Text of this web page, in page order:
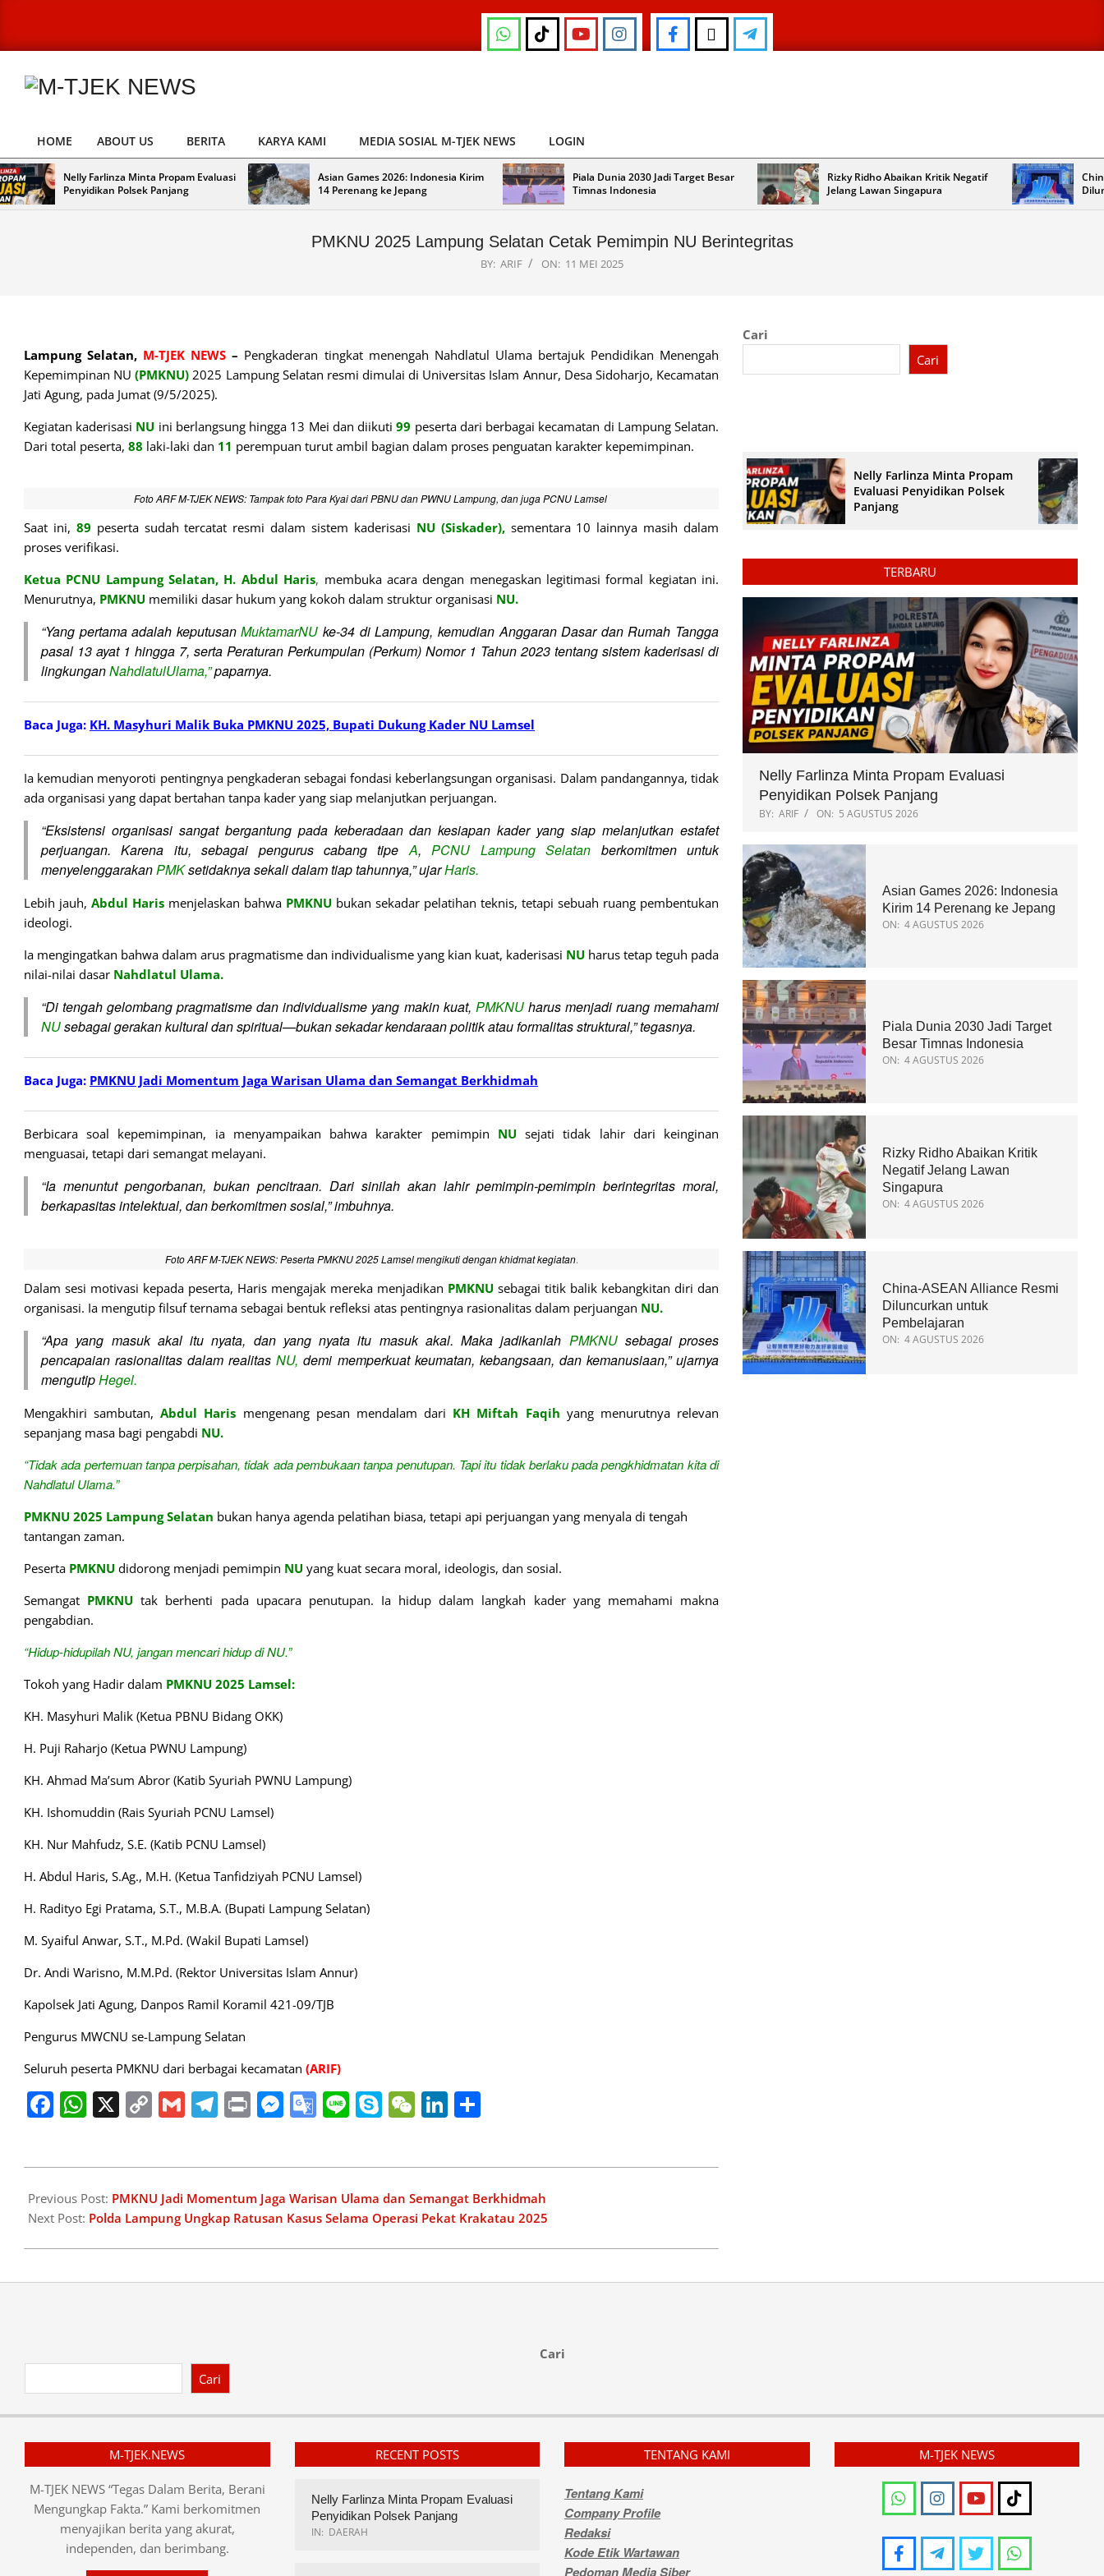
content
TJEK
NEWS
Primary
Navigation
Menu
HOME ABOUT US BERITA KARYA KAMI MEDIA SOSIAL M-TJEK NEWS LOGIN
Nelly Farlinza Minta Propam Evaluasi
Penyidikan Polsek Panjang
Asian Games 2026: Indonesia Kirim
14 Perenang ke Jepang
Piala Dunia 2030 Jadi Target Besar
Timnas Indonesia
Rizky Ridho Abaikan Kritik Negatif
Jelang Lawan Singapura
PMKNU 2025 Lampung Selatan Cetak Pemimpin NU Berintegritas
BY: ARIF ON: 11 MEI 2025
Lampung Selatan, M-TJEK NEWS – Pengkaderan tingkat menengah Nahdlatul Ulama bertajuk Pendidikan Menengah
Kepemimpinan NU(PMKNU) 2025 Lampung Selatan resmi dimulai di Universitas Islam Annur, Desa Sidoharjo, Kecamatan
Jati Agung, pada Jumat (9/5/2025).
Kegiatan kaderisasi NU ini berlangsung hingga 13 Mei dan diikuti99 peserta dari berbagai kecamatan di Lampung Selatan.
Dari total peserta, 88 laki-laki dan 11 perempuan turut ambil bagian dalam proses penguatan karakter kepemimpinan.
Foto ARF M-TJEK NEWS: Tampak foto Para Kyai dari PBNU dan PWNU Lampung, dan juga PCNU Lamsel
Saat ini, 89 peserta sudah tercatat resmi dalam sistem kaderisasi NU (Siskader),sementara 10 lainnya masih dalam
proses verifikasi.
Ketua PCNU Lampung Selatan, H. Abdul Haris, membuka acara dengan menegaskan legitimasi formal kegiatan ini.
Menurutnya, PMKNU memiliki dasar hukum yang kokoh dalam struktur organisasi NU.
“Yang pertama adalah keputusanMuktamarNU ke-34 di Lampung, kemudian Anggaran Dasar dan Rumah Tangga
pasal 13 ayat 1 hingga 7, serta Peraturan Perkumpulan (Perkum) Nomor 1 Tahun 2023 tentang sistem kaderisasi di
lingkunganNahdlatulUlama,”paparnya.
Baca Juga: KH. Masyhuri Malik Buka PMKNU 2025, Bupati Dukung Kader NU Lamsel
Ia kemudian menyoroti pentingnya pengkaderan sebagai fondasi keberlangsungan organisasi. Dalam pandangannya, tidak
ada organisasi yang dapat bertahan tanpa kader yang siap melanjutkan perjuangan.
“Eksistensi organisasi sangat bergantung pada keberadaan dan kesiapan kader yang siap melanjutkan estafet
perjuangan. Karena itu, sebagai pengurus cabang tipeA,PCNU Lampung Selatan berkomitmen untuk
menyelenggarakanPMKsetidaknya sekali dalam tiap tahunnya,” ujarHaris.
Lebih jauh, Abdul Haris menjelaskan bahwa PMKNU bukan sekadar pelatihan teknis, tetapi sebuah ruang pembentukan
ideologi.
Ia mengingatkan bahwa dalam arus pragmatisme dan individualisme yang kian kuat, kaderisasi NU harus tetap teguh pada
nilai-nilai dasar Nahdlatul Ulama.
“Di tengah gelombang pragmatisme dan individualisme yang makin kuat, PMKNUharus menjadi ruang memahami
NUsebagai gerakan kultural dan spiritual—bukan sekadar kendaraan politik atau formalitas struktural,” tegasnya.
Baca Juga: PMKNU Jadi Momentum Jaga Warisan Ulama dan Semangat Berkhidmah
Berbicara soal kepemimpinan, ia menyampaikan bahwa karakter pemimpin NU sejati tidak lahir dari keinginan
menguasai, tetapi dari semangat melayani.
“Ia menuntut pengorbanan, bukan pencitraan. Dari sinilah akan lahir pemimpin-pemimpin berintegritas moral,
berkapasitas intelektual, dan berkomitmen sosial,” imbuhnya.
Foto ARF M-TJEK NEWS: Peserta PMKNU 2025 Lamsel mengikuti dengan khidmat kegiatan.
Dalam sesi motivasi kepada peserta, Haris mengajak mereka menjadikan PMKNU sebagai titik balik kebangkitan diri dan
organisasi. Ia mengutip filsuf ternama sebagai bentuk refleksi atas pentingnya rasionalitas dalam perjuangan NU.
“Apa yang masuk akal itu nyata, dan yang nyata itu masuk akal. Maka jadikanlah PMKNUsebagai proses
pencapaian rasionalitas dalam realitasNU, demi memperkuat keumatan, kebangsaan, dan kemanusiaan,” ujarnya
mengutipHegel.
Mengakhiri sambutan,Abdul Haris mengenang pesan mendalam dari KH Miftah Faqih yang menurutnya relevan
sepanjang masa bagi pengabdi NU.
“Tidak ada pertemuan tanpa perpisahan, tidak ada pembukaan tanpa penutupan. Tapi itu tidak berlaku pada pengkhidmatan kita di
Nahdlatul Ulama.”
PMKNU 2025 Lampung Selatan bukan hanya agenda pelatihan biasa, tetapi api perjuangan yang menyala di tengah
tantangan zaman.
Peserta PMKNU didorong menjadi pemimpin NU yang kuat secara moral, ideologis, dan sosial.
Semangat PMKNU tak berhenti pada upacara penutupan. Ia hidup dalam langkah kader yang memahami makna
pengabdian.
“Hidup-hidupilah NU, jangan mencari hidup di NU.”
Tokoh yang Hadir dalam PMKNU 2025 Lamsel:
KH. Masyhuri Malik (Ketua PBNU Bidang OKK)
H. Puji Raharjo (Ketua PWNU Lampung)
KH. Ahmad Ma’sum Abror (Katib Syuriah PWNU Lampung)
KH. Ishomuddin (Rais Syuriah PCNU Lamsel)
KH. Nur Mahfudz, S.E. (Katib PCNU Lamsel)
H. Abdul Haris, S.Ag., M.H. (Ketua Tanfidziyah PCNU Lamsel)
H. Radityo Egi Pratama, S.T., M.B.A. (Bupati Lampung Selatan)
M. Syaiful Anwar, S.T., M.Pd. (Wakil Bupati Lamsel)
Dr. Andi Warisno, M.M.Pd. (Rektor Universitas Islam Annur)
Kapolsek Jati Agung, Danpos Ramil Koramil 421-09/TJB
Pengurus MWCNU se-Lampung Selatan
Seluruh peserta PMKNU dari berbagai kecamatan (ARIF)
Facebook
WhatsApp
X CopyGmailTelegram
PrintMessenger
Google
LineSkypeWeChat
LinkedIn
05-
11
Previous Post: PMKNU Jadi Momentum Jaga Warisan Ulama dan Semangat Berkhidmah
Next Post: Polda Lampung Ungkap Ratusan Kasus Selama Operasi Pekat Krakatau 2025
Cari
Cari
Nelly Farlinza Minta Propam
Evaluasi Penyidikan Polsek
Panjang
TERBARU
Nelly Farlinza Minta Propam Evaluasi
Penyidikan Polsek Panjang
BY: ARIF ON: 5 AGUSTUS 2026
Asian Games 2026: Indonesia
Kirim 14 Perenang ke Jepang
ON: 4 AGUSTUS 2026
Piala Dunia 2030 Jadi Target
Besar Timnas Indonesia
ON: 4 AGUSTUS 2026
Rizky Ridho Abaikan Kritik
Negatif Jelang Lawan
Singapura
ON: 4 AGUSTUS 2026
China-ASEAN Alliance Resmi
Diluncurkan untuk
Pembelajaran
ON: 4 AGUSTUS 2026
Cari
Cari
M-TJEK.NEWS
M-TJEK NEWS “Tegas Dalam Berita, Berani
Mengungkap Fakta.” Kami berkomitmen
menyajikan berita yang akurat,
independen, dan berimbang.
RECENT POSTS
Nelly Farlinza Minta Propam Evaluasi
Penyidikan Polsek Panjang
IN: DAERAH
TENTANG KAMI
Tentang Kami
Company Profile
Redaksi
Kode Etik Wartawan
Pedoman Media Siber
M-TJEK NEWS